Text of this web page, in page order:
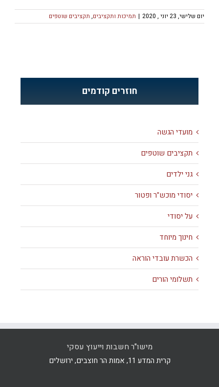
יום שלישי, 23 יוני , 2020 | תמיכות ותקציבים, תקציבים שוטפים
חוזרים קודמים
מועדי הגשה
תקציבים שוטפים
גני ילדים
יסודי מוכש"ר ופטור
על יסודי
חינוך מיוחד
הכשרת עובדי הוראה
תשלומי הורים
מישו"ר חשבות וייעוץ עסקי
קרית המדע 11, אמות הר חוצבים, ירושלים